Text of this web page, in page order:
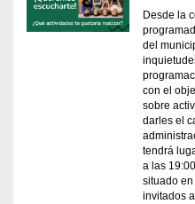
Desde la
del
con el
sobre
darles el
tendrá
a las
situado
invitados